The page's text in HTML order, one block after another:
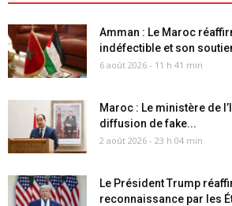
Amman : Le Maroc
indéfectible et son
6 août 2026 - 11 h 41 min
Maroc : Le ministère de
diffusion de fake...
2 août 2026 - 23 h 04 min
Le Président Trump
reconnaissance par les